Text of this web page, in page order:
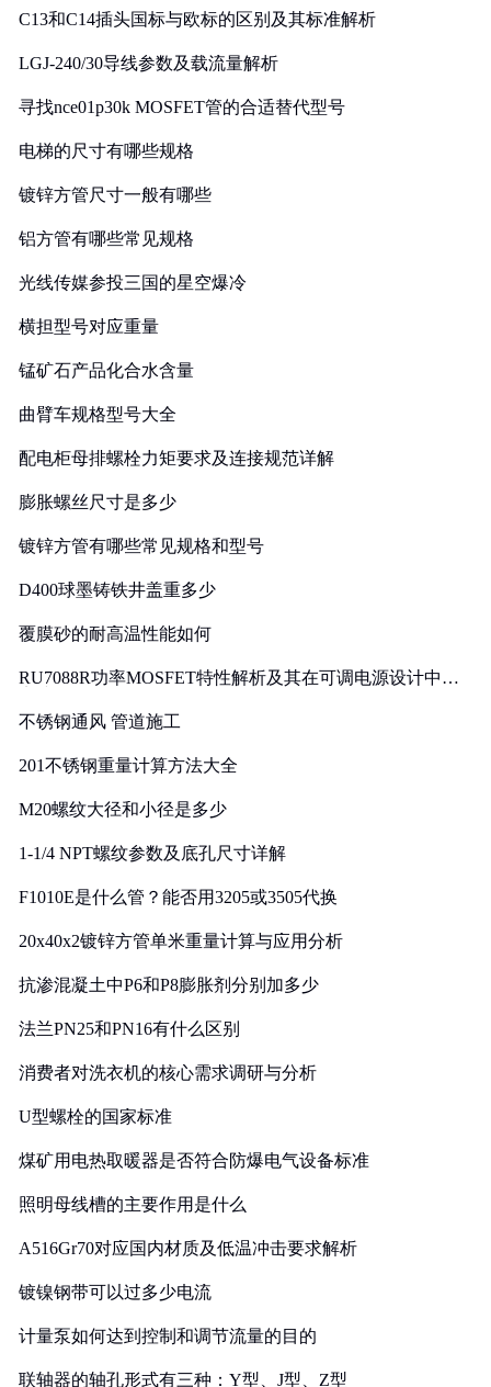
C13和C14插头国标与欧标的区别及其标准解析
LGJ-240/30导线参数及载流量解析
寻找nce01p30k MOSFET管的合适替代型号
电梯的尺寸有哪些规格
镀锌方管尺寸一般有哪些
铝方管有哪些常见规格
光线传媒参投三国的星空爆冷
横担型号对应重量
锰矿石产品化合水含量
曲臂车规格型号大全
配电柜母排螺栓力矩要求及连接规范详解
膨胀螺丝尺寸是多少
镀锌方管有哪些常见规格和型号
D400球墨铸铁井盖重多少
覆膜砂的耐高温性能如何
RU7088R功率MOSFET特性解析及其在可调电源设计中的
不锈钢通风 管道施工
201不锈钢重量计算方法大全
M20螺纹大径和小径是多少
1-1/4 NPT螺纹参数及底孔尺寸详解
F1010E是什么管？能否用3205或3505代换
20x40x2镀锌方管单米重量计算与应用分析
抗渗混凝土中P6和P8膨胀剂分别加多少
法兰PN25和PN16有什么区别
消费者对洗衣机的核心需求调研与分析
U型螺栓的国家标准
煤矿用电热取暖器是否符合防爆电气设备标准
照明母线槽的主要作用是什么
A516Gr70对应国内材质及低温冲击要求解析
镀镍钢带可以过多少电流
计量泵如何达到控制和调节流量的目的
联轴器的轴孔形式有三种：Y型、J型、Z型